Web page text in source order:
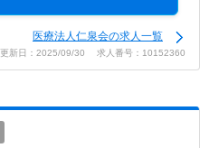
医療法人仁泉会の求人一覧
更新日：2025/09/30 求人番号：10152360